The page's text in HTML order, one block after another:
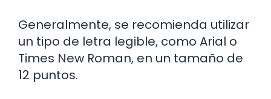
Generalmente, se recomienda utilizar
un tipo de letra legible, como Arial o
Times New Roman, en un tamaño de
12 puntos.